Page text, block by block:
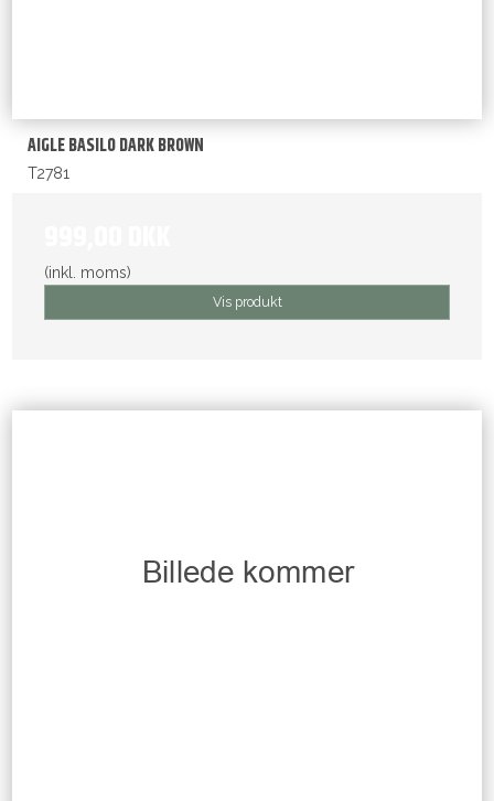
AIGLE BASILO DARK BROWN
T2781
(inkl. moms)
Vis produkt